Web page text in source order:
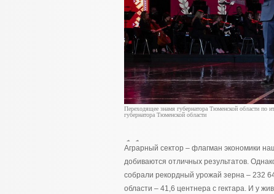
Переходящее знамя губернатора Тюменской области по
губернатора Тюменской области
Аграрный сектор – флагман экономики
добиваются отличных результатов.
собрали рекордный урожай зерна – 232
области – 41,6 центнера с гектара. И у